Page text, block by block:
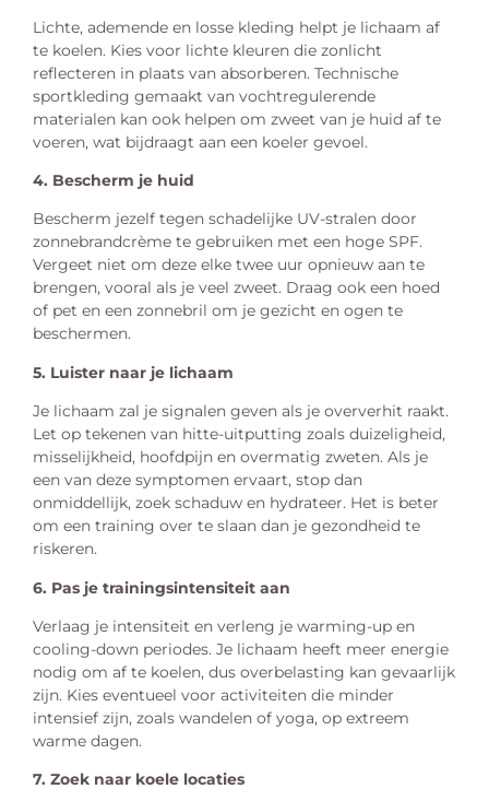
Lichte, ademende en losse kleding helpt je lichaam af
te koelen. Kies voor lichte kleuren die zonlicht
reflecteren in plaats van absorberen. Technische
sportkleding gemaakt van vochtregulerende
materialen kan ook helpen om zweet van je huid af te
voeren, wat bijdraagt aan een koeler gevoel.
4. Bescherm je huid
Bescherm jezelf tegen schadelijke UV-stralen door
zonnebrandcrème te gebruiken met een hoge SPF.
Vergeet niet om deze elke twee uur opnieuw aan te
brengen, vooral als je veel zweet. Draag ook een hoed
of pet en een zonnebril om je gezicht en ogen te
beschermen.
5. Luister naar je lichaam
Je lichaam zal je signalen geven als je oververhit raakt.
Let op tekenen van hitte-uitputting zoals duizeligheid,
misselijkheid, hoofdpijn en overmatig zweten. Als je
een van deze symptomen ervaart, stop dan
onmiddellijk, zoek schaduw en hydrateer. Het is beter
om een training over te slaan dan je gezondheid te
riskeren.
6. Pas je trainingsintensiteit aan
Verlaag je intensiteit en verleng je warming-up en
cooling-down periodes. Je lichaam heeft meer energie
nodig om af te koelen, dus overbelasting kan gevaarlijk
zijn. Kies eventueel voor activiteiten die minder
intensief zijn, zoals wandelen of yoga, op extreem
warme dagen.
7. Zoek naar koele locaties